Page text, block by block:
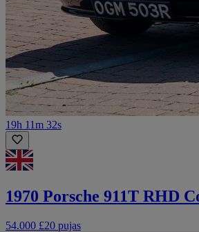
19h 11m 32s
1970 Porsche 911T RHD
54.000 £20 pujas